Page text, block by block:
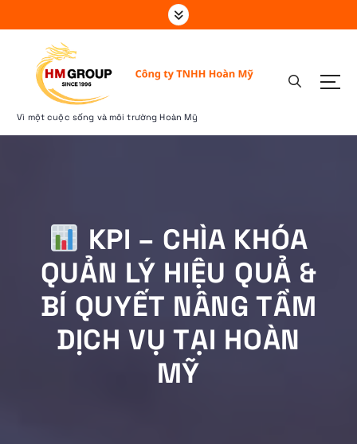
k
o
Vì một cuộc sống và môi trường Hoàn Mỹ
KPI – CHÌA KHÓA
QUẢN LÝ HIỆU QUẢ &
BÍ QUYẾT NÂNG TẦM
DỊCH VỤ TẠI HOÀN
MỸ